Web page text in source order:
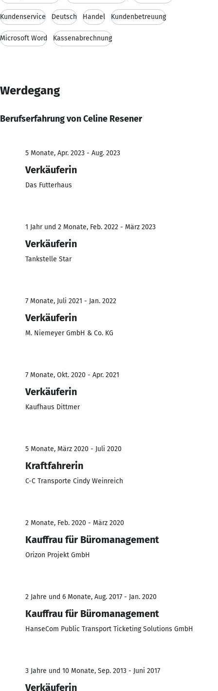
Kundenservice Deutsch Handel Kundenbetreuung
Microsoft Word Kassenabrechnung
Werdegang
Berufserfahrung von Celine Resener
5 Monate, Apr. 2023 - Aug. 2023
Verkäuferin
Das Futterhaus
1 Jahr und 2 Monate, Feb. 2022 - März 2023
Verkäuferin
Tankstelle Star
7 Monate, Juli 2021 - Jan. 2022
Verkäuferin
M. Niemeyer GmbH & Co. KG
7 Monate, Okt. 2020 - Apr. 2021
Verkäuferin
Kaufhaus Dittmer
5 Monate, März 2020 - Juli 2020
Kraftfahrerin
C-C Transporte Cindy Weinreich
2 Monate, Feb. 2020 - März 2020
Kauffrau für Büromanagement
Orizon Projekt GmbH
2 Jahre und 6 Monate, Aug. 2017 - Jan. 2020
Kauffrau für Büromanagement
HanseCom Public Transport Ticketing Solutions GmbH
3 Jahre und 10 Monate, Sep. 2013 - Juni 2017
Verkäuferin